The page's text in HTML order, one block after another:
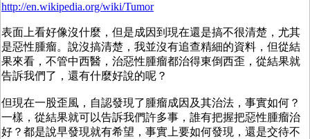
http://en.wikipedia.org/wiki/Tumor
表面上看好像沒什麼，但是成因到現在還是搞不很清楚，尤其
是惡性腫瘤。說沒搞清楚，我並沒有追查精細的資料，但從結
果來看，不管中西醫，治惡性腫瘤都治得東倒西歪，從結果就
告訴我們了，還有什麼好說的呢？
但現在一股歪風，自認發現了腫瘤成因及其治法，事實如何？
一樣，從結果就可以告訴我們許多事，誰有把握把惡性腫瘤治
好？都是說早發現就有希望，事實上要如何發現，還是交待不